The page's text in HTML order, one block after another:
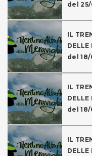
del
IL
DELLE
del
IL
DELLE
del
IL
DELLE